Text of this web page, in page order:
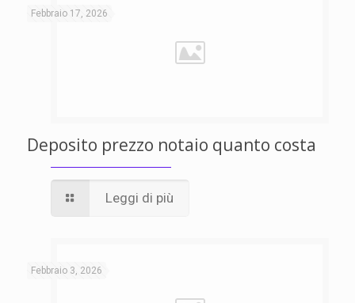
Febbraio 17, 2026
Deposito prezzo notaio quanto costa
Leggi di più
Febbraio 3, 2026